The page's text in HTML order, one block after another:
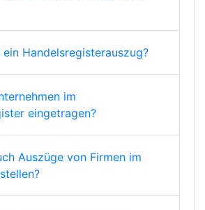
Handelsregisterauszug?
im
eingetragen?
Auszüge von Firmen im